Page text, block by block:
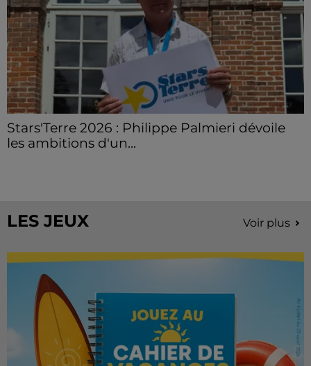
Stars'Terre 2026 : Philippe Palmieri dévoile
les ambitions d'un...
LES JEUX Voir plus